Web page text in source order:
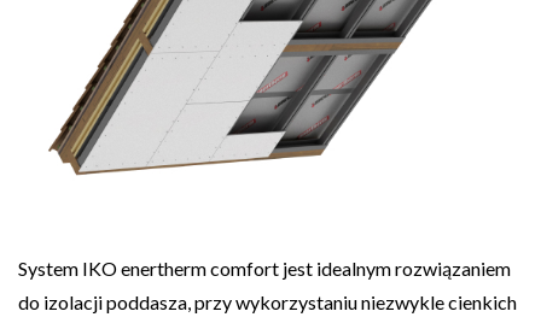
System IKO enertherm comfort jest idealnym rozwiązaniem
do izolacji poddasza, przy wykorzystaniu niezwykle cienkich